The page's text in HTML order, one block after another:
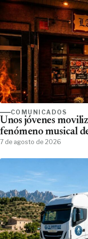
COMUNICADOS
Unos jóvenes
fenómeno musical
7 de agosto de 2026